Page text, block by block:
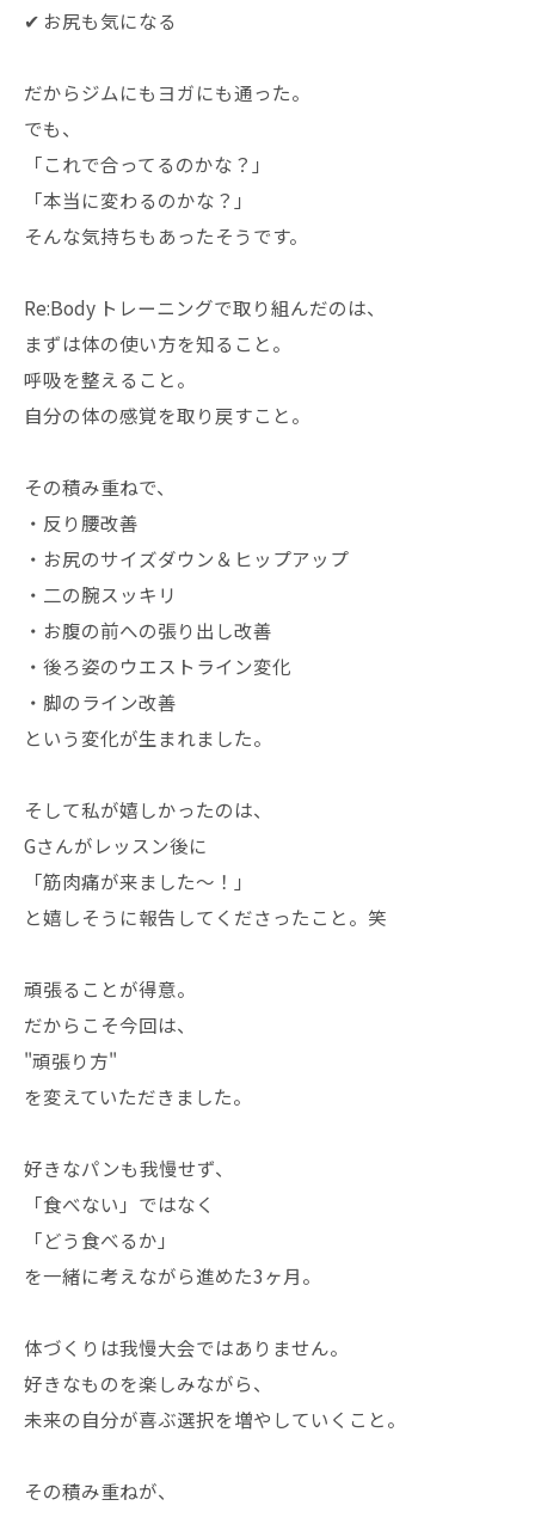
✔ お尻も気になる
だからジムにもヨガにも通った。
でも、
「これで合ってるのかな？」
「本当に変わるのかな？」
そんな気持ちもあったそうです。
Re:Body トレーニングで取り組んだのは、
まずは体の使い方を知ること。
呼吸を整えること。
自分の体の感覚を取り戻すこと。
その積み重ねで、
・反り腰改善
・お尻のサイズダウン＆ヒップアップ
・二の腕スッキリ
・お腹の前への張り出し改善
・後ろ姿のウエストライン変化
・脚のライン改善
という変化が生まれました。
そして私が嬉しかったのは、
Gさんがレッスン後に
「筋肉痛が来ました〜！」
と嬉しそうに報告してくださったこと。笑
頑張ることが得意。
だからこそ今回は、
"頑張り方"
を変えていただきました。
好きなパンも我慢せず、
「食べない」ではなく
「どう食べるか」
を一緒に考えながら進めた3ヶ月。
体づくりは我慢大会ではありません。
好きなものを楽しみながら、
未来の自分が喜ぶ選択を増やしていくこと。
その積み重ねが、